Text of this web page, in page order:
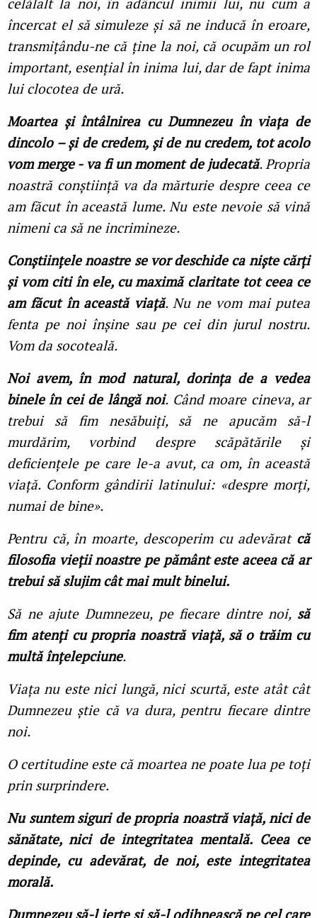
încercat el să simuleze și să ne inducă în eroare,
transmițându-ne că ține la noi, că ocupăm un rol
important, esențial în inima lui, dar de fapt inima
lui clocotea de ură.
Moartea și întâlnirea cu Dumnezeu în viața de
dincolo – și de credem, și de nu credem, tot acolo
vom merge - va fi un moment de judecată. Propria
noastră conștiință va da mărturie despre ceea ce
am făcut în această lume. Nu este nevoie să vină
nimeni ca să ne incrimineze.
Conștiințele noastre se vor deschide ca niște cărți
și vom citi în ele, cu maximă claritate tot ceea ce
am făcut în această viață. Nu ne vom mai putea
fenta pe noi înșine sau pe cei din jurul nostru.
Vom da socoteală.
Noi avem, în mod natural, dorința de a vedea
binele în cei de lângă noi. Când moare cineva, ar
trebui să fim nesăbuiți, să ne apucăm să-l
murdărim, vorbind despre scăpătările și
deficiențele pe care le-a avut, ca om, în această
viață. Conform gândirii latinului: «despre morți,
numai de bine».
Pentru că, în moarte, descoperim cu adevărat că
filosofia vieții noastre pe pământ este aceea că ar
trebui să slujim cât mai mult binelui.
Să ne ajute Dumnezeu, pe fiecare dintre noi, să
fim atenți cu propria noastră viață, să o trăim cu
multă înțelepciune.
Viața nu este nici lungă, nici scurtă, este atât cât
Dumnezeu știe că va dura, pentru fiecare dintre
noi.
O certitudine este că moartea ne poate lua pe toți
prin surprindere.
Nu suntem siguri de propria noastră viață, nici de
sănătate, nici de integritatea mentală. Ceea ce
depinde, cu adevărat, de noi, este integritatea
morală.
Dumnezeu să-l ierte și să-l odihnească pe cel care